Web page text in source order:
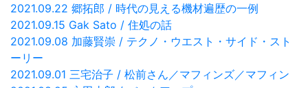
2021.09.22 郷拓郎 / 時代の見える機材遍歴の一例
2021.09.15 Gak Sato / 住処の話
2021.09.08 加藤賢崇 / テクノ・ウエスト・サイド・スト
ーリー
2021.09.01 三宅治子 / 松前さん／マフィンズ／マフィン